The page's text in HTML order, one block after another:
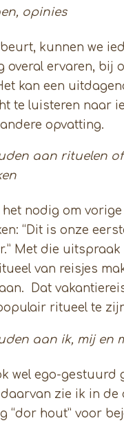
opinies
kunnen we
overal ervaren, bij
kan een
te luisteren naar
opvatting.
aan rituelen
nodig om vorige
“Dit is onze
Met die
van reisjes
Dat
ritueel te
aan ik, mij en
wel ego-gestuurd
zie ik in de
“dor hout” voor